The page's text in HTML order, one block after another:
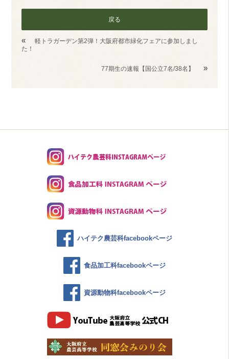
戻る
«
軽トラガーデン第2弾！大阪府都市緑化フェアに参加しまし
た！
77期生の速報【国公立7名/38名】 »
ハイテク農芸科facebookページ
食品加工科facebookページ
資源動物科facebookページ